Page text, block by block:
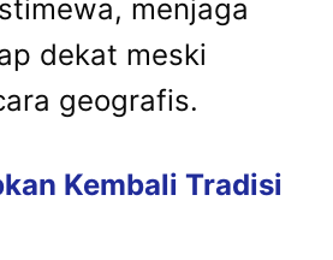
menjaga
dekat meski
geografis.
Kembali Tradisi